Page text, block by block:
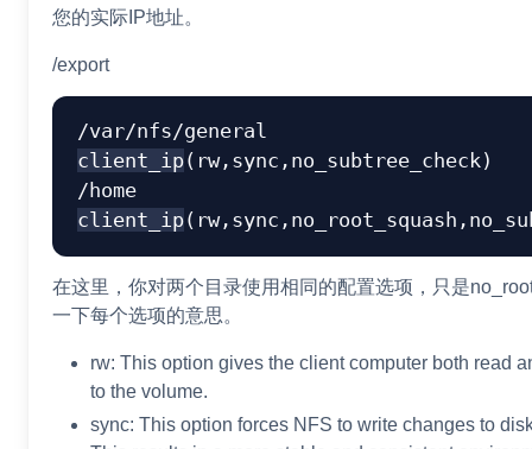
您的实际IP地址。
/export
client_ip(rw,sync,no_subtree_check)
client_ip
在这里，你对两个目录使用相同的配置选项，只是
一下每个选项的意思。
rw: This option gives the client computer both read
to the volume.
sync: This option forces NFS to write changes to